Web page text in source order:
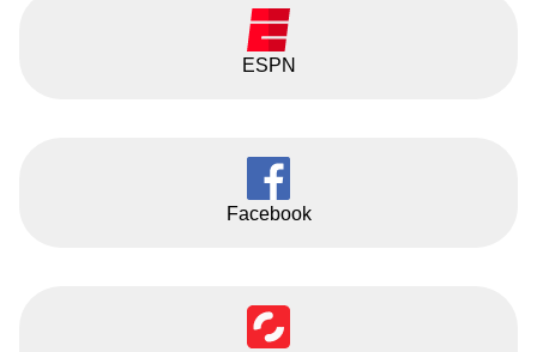
ESPN
Facebook